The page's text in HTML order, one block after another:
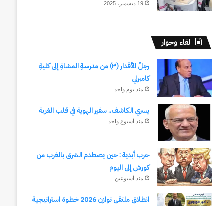
19 ديسمبر، 2025
لقاء وحوار
رجلُ الأقدار (٣) من مدرسةِ المشاةِ إلى كليةِ
كامبرلي
منذ يوم واحد
يسري الكاشف.. سفير الهوية في قلب الغربة
منذ أسبوع واحد
حرب أبدية : حين يصطدم الشرق بالغرب من
كورش إلى اليوم
منذ أسبوعين
انطلاق ملتقى توازن 2026 خطوة استراتيجية